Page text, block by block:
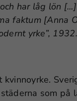
har låg lön
faktum [Anna
yrke”,
som på